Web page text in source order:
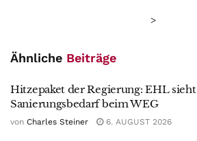
>
Ähnliche Beiträge
Hitzepaket der Regierung: EHL sieht
Sanierungsbedarf beim WEG
von Charles Steiner 6. AUGUST 2026